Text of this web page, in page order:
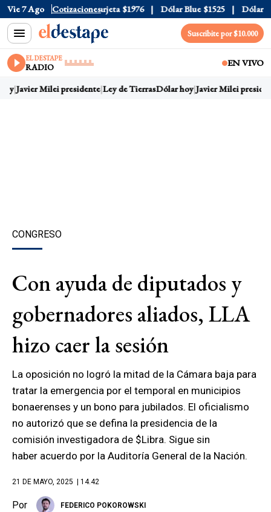
Vie 7 Ago Cotizaciones
$1520 Dólar Tarjeta $1976 Dólar Blue $1525 Dólar CCL
Suscribite por $10.000
EL DESTAPE
RADIO EN VIVO
Javier Milei presidente Ley de TierrasDólar hoy Javier Milei
CONGRESO
Con ayuda de diputados y
gobernadores aliados, LLA
hizo caer la sesión
La oposición no logró la mitad de la Cámara baja para
tratar la emergencia por el temporal en municipios
bonaerenses y un bono para jubilados. El oficialismo
no autorizó que se defina la presidencia de la
comisión investigadora de $Libra. Sigue sin
haber acuerdo por la Auditoría General de la Nación.
21 DE MAYO, 2025 | 14.42
Por FEDERICO POKOROWSKI